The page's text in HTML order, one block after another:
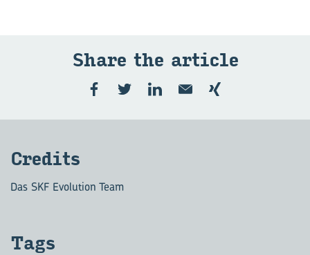
Share the ar­ticle
Cre­dits
Das SKF Evolution Team
Tags